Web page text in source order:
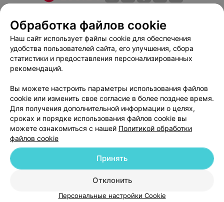
Медицинский маркетинг
Публичный договор
Пользовательское соглашение
Способы оплаты
Вакансии
Партнеры
Персональные настройки cookie
Обработка персональных данных
© 2026 ООО «Артокс Лаб», УНП 191700409| 220012, Республика Беларусь,
Обработка файлов cookie
Наш сайт использует файлы cookie для обеспечения
удобства пользователей сайта, его улучшения, сбора
статистики и предоставления персонализированных
рекомендаций.
Вы можете настроить параметры использования файлов
cookie или изменить свое согласие в более позднее время.
Для получения дополнительной информации о целях,
сроках и порядке использования файлов cookie вы
можете ознакомиться с нашей Политикой обработки
файлов cookie
Отклонить
Принять
Персональные настройки Cookie